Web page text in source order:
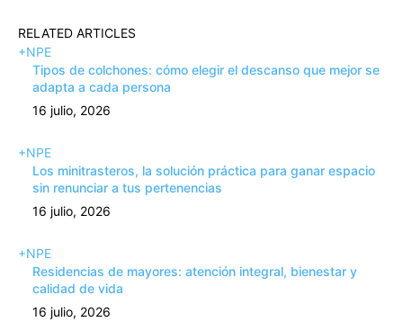
RELATED ARTICLES
+NPE
Tipos de colchones: cómo elegir el descanso que mejor se
adapta a cada persona
16 julio, 2026
+NPE
Los minitrasteros, la solución práctica para ganar espacio
sin renunciar a tus pertenencias
16 julio, 2026
+NPE
Residencias de mayores: atención integral, bienestar y
calidad de vida
16 julio, 2026